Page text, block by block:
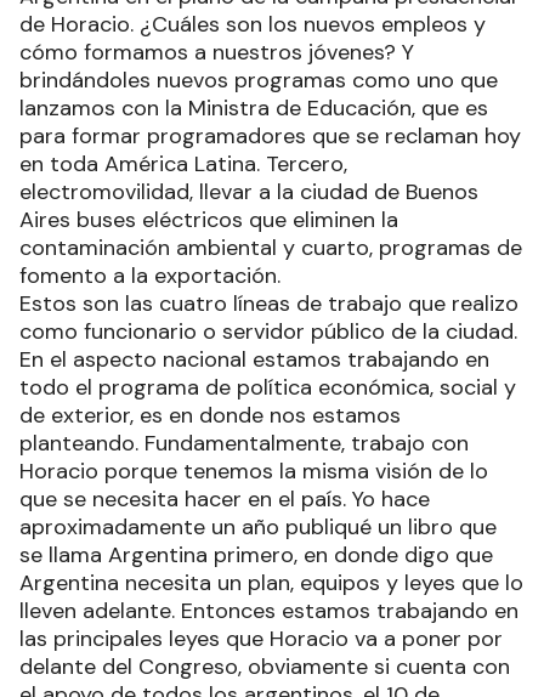
de Horacio. ¿Cuáles son los nuevos empleos y
cómo formamos a nuestros jóvenes? Y
brindándoles nuevos programas como uno que
lanzamos con la Ministra de Educación, que es
para formar programadores que se reclaman hoy
en toda América Latina. Tercero,
electromovilidad, llevar a la ciudad de Buenos
Aires buses eléctricos que eliminen la
contaminación ambiental y cuarto, programas de
fomento a la exportación.
Estos son las cuatro líneas de trabajo que realizo
como funcionario o servidor público de la ciudad.
En el aspecto nacional estamos trabajando en
todo el programa de política económica, social y
de exterior, es en donde nos estamos
planteando. Fundamentalmente, trabajo con
Horacio porque tenemos la misma visión de lo
que se necesita hacer en el país. Yo hace
aproximadamente un año publiqué un libro que
se llama Argentina primero, en donde digo que
Argentina necesita un plan, equipos y leyes que lo
lleven adelante. Entonces estamos trabajando en
las principales leyes que Horacio va a poner por
delante del Congreso, obviamente si cuenta con